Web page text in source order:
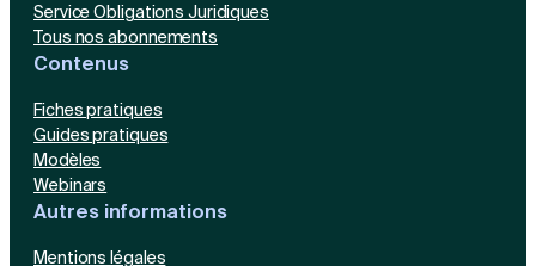
Service Obligations Juridiques
Tous nos abonnements
Contenus
Fiches pratiques
Guides pratiques
Modèles
Webinars
Autres informations
Mentions légales